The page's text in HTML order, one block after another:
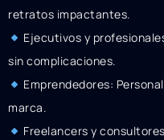
retratos impactantes.
Ejecutivos y
sin complicaciones.
Emprendedores:
marca.
Freelancers y